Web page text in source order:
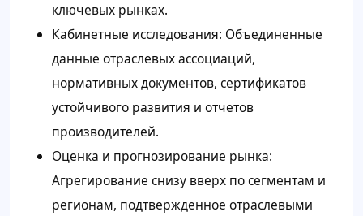
ключевых рынках.
Кабинетные исследования: Объединенные
данные отраслевых ассоциаций,
нормативных документов, сертификатов
устойчивого развития и отчетов
производителей.
Оценка и прогнозирование рынка:
Агрегирование снизу вверх по сегментам и
регионам, подтвержденное отраслевыми